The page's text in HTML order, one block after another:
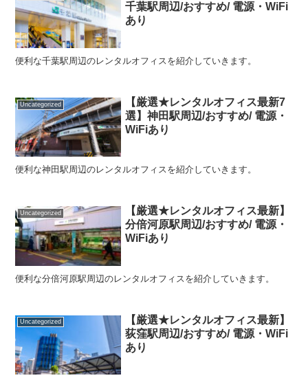
千葉駅周辺/おすすめ/ 電源・WiFi
あり
便利な千葉駅周辺のレンタルオフィスを紹介していきます。
Uncategorized
【厳選★レンタルオフィス最新7
選】神田駅周辺/おすすめ/ 電源・
WiFiあり
便利な神田駅周辺のレンタルオフィスを紹介していきます。
Uncategorized
【厳選★レンタルオフィス最新】
分倍河原駅周辺/おすすめ/ 電源・
WiFiあり
便利な分倍河原駅周辺のレンタルオフィスを紹介していきます。
Uncategorized
【厳選★レンタルオフィス最新】
荻窪駅周辺/おすすめ/ 電源・WiFi
あり